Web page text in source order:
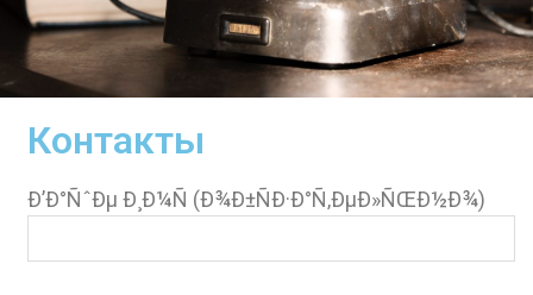
Контакты
Ð’Ð°ÑˆÐµ Ð¸Ð¼Ñ (Ð¾Ð±ÑÐ·Ð°Ñ‚ÐµÐ»ÑŒÐ½Ð¾)